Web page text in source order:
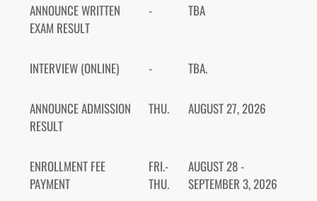
ANNOUNCE WRITTEN
EXAM RESULT
- TBA
INTERVIEW (ONLINE) - TBA.
ANNOUNCE ADMISSION
RESULT
THU. AUGUST 27, 2026
ENROLLMENT FEE
PAYMENT
FRI.-
THU.
AUGUST 28 -
SEPTEMBER 3, 2026